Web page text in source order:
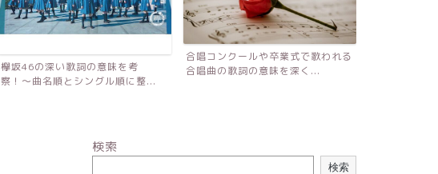
欅坂46の深い歌詞の意味を考
察！〜曲名順とシングル順に整...
合唱コンクールや卒業式で歌われる
合唱曲の歌詞の意味を深く...
検索
検索